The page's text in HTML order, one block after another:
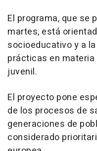
El programa, que se
martes, está
socioeducativo y a
prácticas en
juvenil.
El proyecto pone
de los procesos de
generaciones de
considerado